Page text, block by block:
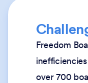
Freedom
over 700